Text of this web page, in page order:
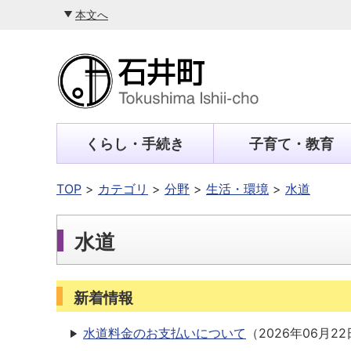
本文へ
くらし・手続き 子育て・教育
TOP カテゴリ 分野 生活・環境 水道
水道
新着情報
水道料金のお支払いについて （2026年06月22